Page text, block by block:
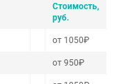
Стоимость,
руб.
от 1050₽
от 950₽